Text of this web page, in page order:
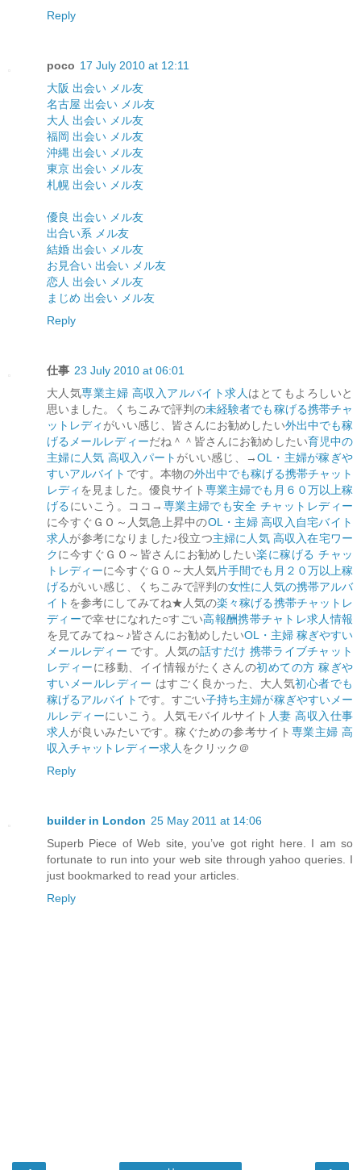
Reply
poco 17 July 2010 at 12:11
大阪 出会い メル友
名古屋 出会い メル友
大人 出会い メル友
福岡 出会い メル友
沖縄 出会い メル友
東京 出会い メル友
札幌 出会い メル友
優良 出会い メル友
出合い系 メル友
結婚 出会い メル友
お見合い 出会い メル友
恋人 出会い メル友
まじめ 出会い メル友
Reply
仕事 23 July 2010 at 06:01
大人気専業主婦 高収入アルバイト求人 はとてもよろしいと
思いました。くちこみで評判の未経験者でも稼げる携帯チャ
ットレディ がいい感じ、皆さんにお勧めしたい外出中でも稼
げるメールレディーだね＾＾皆さんにお勧めしたい育児中の
主婦に人気 高収入パート がいい感じ、→OL・主婦が稼ぎや
すいアルバイト です。本物の外出中でも稼げる携帯チャット
レディ を見ました。優良サイト専業主婦でも月６０万以上稼
げる にいこう。ココ→ 専業主婦でも安全 チャットレディー
に今すぐＧＯ～人気急上昇中のOL・主婦 高収入自宅バイト
求人 が参考になりました♪役立つ主婦に人気 高収入在宅ワー
クに今すぐＧＯ～皆さんにお勧めしたい楽に稼げる チャッ
トレディーに今すぐＧＯ～大人気片手間でも月２０万以上稼
げるがいい感じ、くちこみで評判の女性に人気の携帯アルバ
イト を参考にしてみてね★人気の楽々稼げる携帯チャットレ
ディーで幸せになれた○すごい高報酬携帯チャトレ求人情報
を見てみてね～♪皆さんにお勧めしたいOL・主婦 稼ぎやすい
メールレディー です。人気の話すだけ 携帯ライブチャット
レディーに移動、イイ情報がたくさんの初めての方 稼ぎや
すいメールレディー はすごく良かった、大人気初心者でも
稼げるアルバイト です。すごい子持ち主婦が稼ぎやすいメー
ルレディーにいこう。人気モバイルサイト 人妻 高収入仕事
求人 が良いみたいです。稼ぐための参考サイト 専業主婦 高
収入チャットレディー求人 をクリック＠
Reply
builder in London 25 May 2011 at 14:06
Superb Piece of Web site, you’ve got right here. I am so
fortunate to run into your web site through yahoo queries. I
just bookmarked to read your articles.
Reply